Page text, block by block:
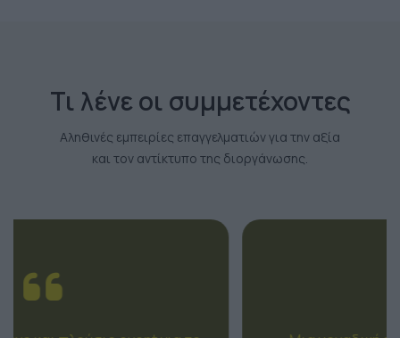
Τι λένε οι συμμετέχοντες
Αληθινές εμπειρίες επαγγελματιών για την αξία